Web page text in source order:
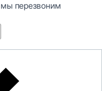
перезвоним